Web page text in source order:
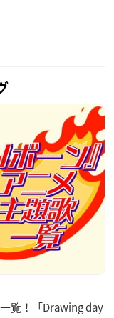
覧！「Drawing day